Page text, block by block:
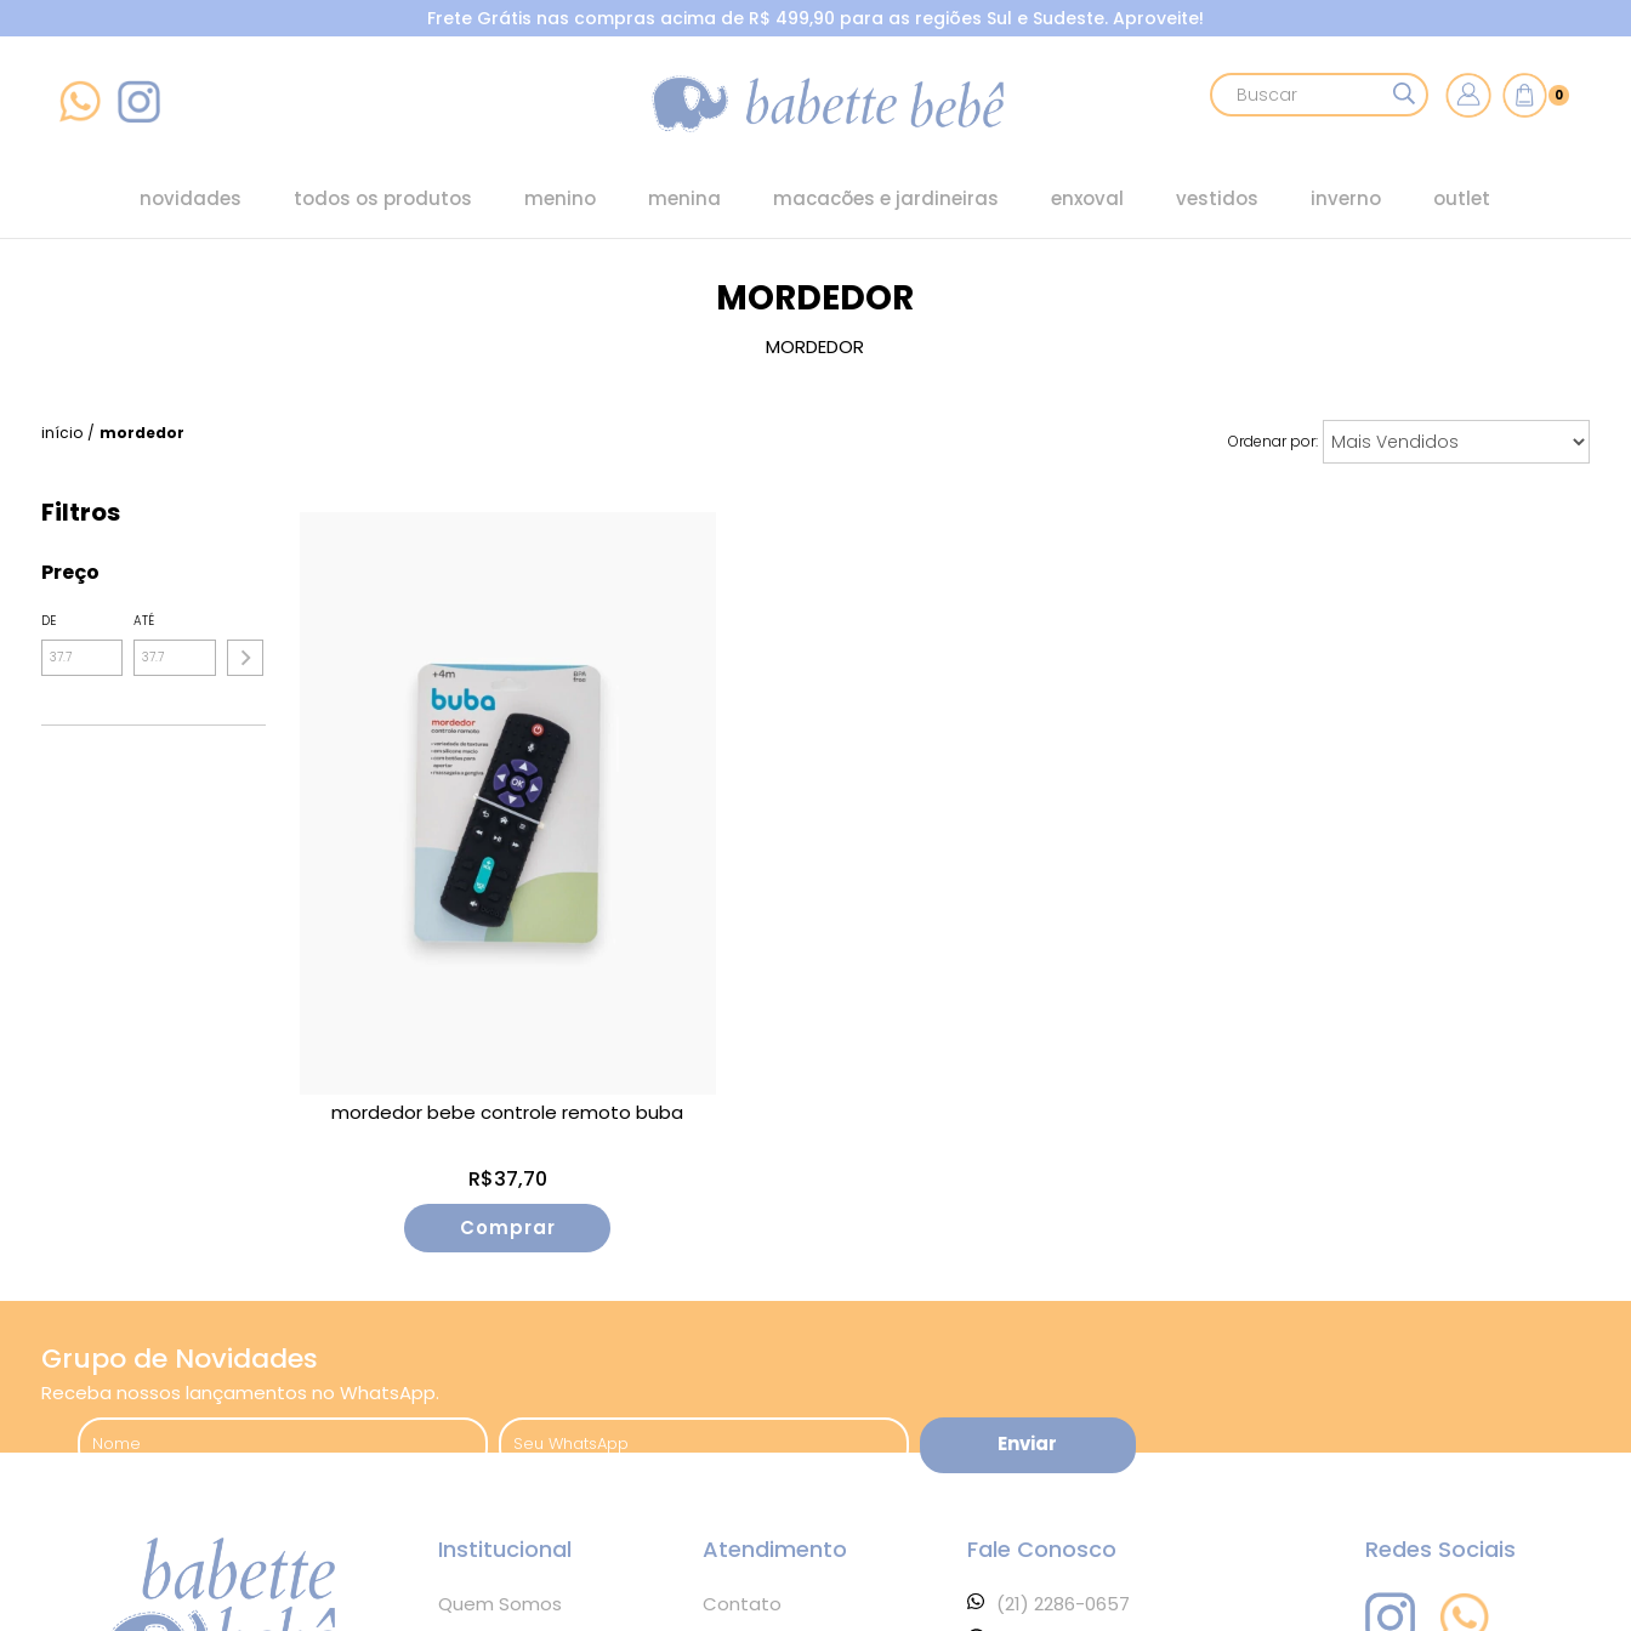
Frete Grátis nas compras acima de R$ 499,90 para as regiões Sul e Sudeste. Aproveite!
0
novidades todos os produtos menino menina macacões e jardineiras enxoval vestidos inverno outlet
MORDEDOR
MORDEDOR
início / mordedor Ordenar por:
Filtros
Preço
DE ATÉ
mordedor bebe controle remoto buba
R$37,70
Grupo de Novidades
Receba nossos lançamentos no WhatsApp.
Institucional
Quem Somos
Atendimento
Contato
Fale Conosco
(21) 2286-0657
Redes Sociais